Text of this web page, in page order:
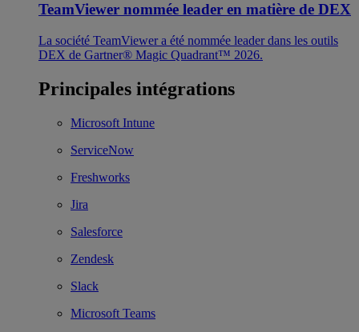
TeamViewer nommée leader en matière de DEX
La société TeamViewer a été nommée leader dans les outils
DEX de Gartner® Magic Quadrant™ 2026.
Principales intégrations
Microsoft Intune
ServiceNow
Freshworks
Jira
Salesforce
Zendesk
Slack
Microsoft Teams